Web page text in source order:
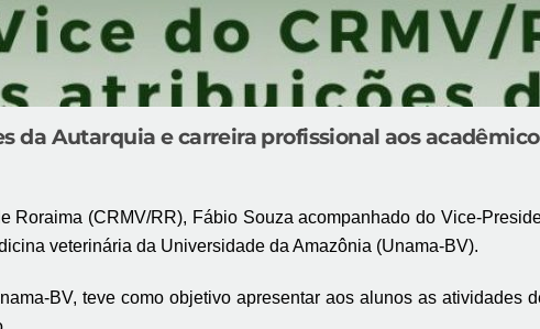
da Autarquia e carreira profissional aos
(CRMV/RR), Fábio Souza acompanhado do Vice-
veterinária da Universidade da Amazônia (Unama-BV).
BV, teve como objetivo apresentar aos alunos as atividades